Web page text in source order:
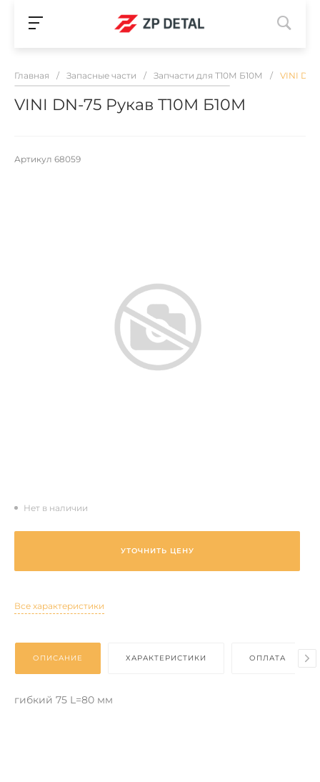
Главная / Запасные части / Запчасти для Т10М Б10М / VINI
VINI DN-75 Рукав Т10М Б10М
Артикул 68059
Нет в наличии
УТОЧНИТЬ ЦЕНУ
Все характеристики
ОПИСАНИЕ ХАРАКТЕРИСТИКИ ОПЛАТА
гибкий 75 L=80 мм